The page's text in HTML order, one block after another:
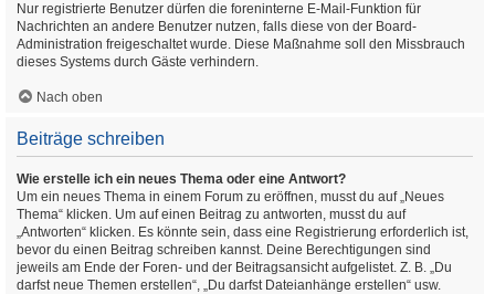
Nur registrierte Benutzer dürfen die foreninterne E-Mail-Funktion für
Nachrichten an andere Benutzer nutzen, falls diese von der Board-
Administration freigeschaltet wurde. Diese Maßnahme soll den Missbrauch
dieses Systems durch Gäste verhindern.
Nach oben
Beiträge schreiben
Wie erstelle ich ein neues Thema oder eine Antwort?
Um ein neues Thema in einem Forum zu eröffnen, musst du auf „Neues
Thema“ klicken. Um auf einen Beitrag zu antworten, musst du auf
„Antworten“ klicken. Es könnte sein, dass eine Registrierung erforderlich ist,
bevor du einen Beitrag schreiben kannst. Deine Berechtigungen sind
jeweils am Ende der Foren- und der Beitragsansicht aufgelistet. Z. B. „Du
darfst neue Themen erstellen“, „Du darfst Dateianhänge erstellen“ usw.